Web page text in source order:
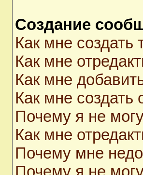
Создание
Как мне
Как мне
Как мне
Как мне создать
Почему я не
Как мне
Почему мне
Почему я не